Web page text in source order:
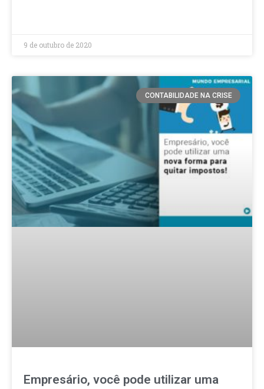
9 de outubro de 2020
CONTABILIDADE NA CRISE
Empresário, você pode utilizar uma